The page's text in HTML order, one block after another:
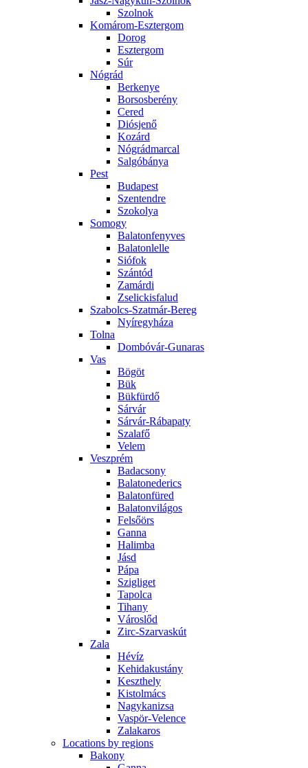
Szolnok
Komárom-Esztergom
Dorog
Esztergom
Súr
Nógrád
Berkenye
Borsosberény
Cered
Diósjenő
Kozárd
Nógrádmarcal
Salgóbánya
Pest
Budapest
Szentendre
Szokolya
Somogy
Balatonfenyves
Balatonlelle
Siófok
Szántód
Zamárdi
Zselickisfalud
Szabolcs-Szatmár-Bereg
Nyíregyháza
Tolna
Dombóvár-Gunaras
Vas
Bögöt
Bük
Bükfürdő
Sárvár
Sárvár-Rábapaty
Szalafő
Velem
Veszprém
Badacsony
Balatonederics
Balatonfüred
Balatonvilágos
Felsőörs
Ganna
Halimba
Jásd
Pápa
Szigliget
Tapolca
Tihany
Városlőd
Zirc-Szarvaskút
Zala
Hévíz
Kehidakustány
Keszthely
Kistolmács
Nagykanizsa
Vaspör-Velence
Zalakaros
Locations by regions
Bakony